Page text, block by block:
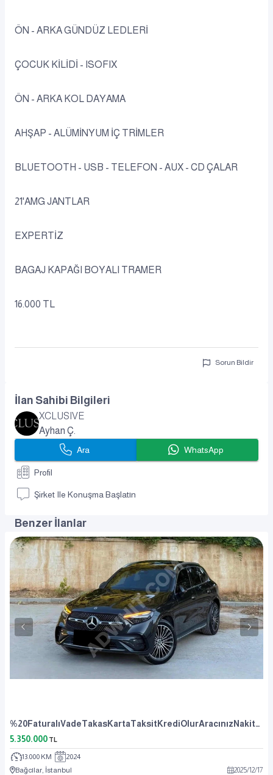
ÖN - ARKA GÜNDÜZ LEDLERİ
ÇOCUK KİLİDİ - ISOFIX
ÖN - ARKA KOL DAYAMA
AHŞAP - ALÜMİNYUM İÇ TRİMLER
BLUETOOTH - USB - TELEFON - AUX - CD ÇALAR
21'AMG JANTLAR
EXPERTİZ
BAGAJ KAPAĞI BOYALI TRAMER
16.000 TL
Sorun Bildir
İlan Sahibi Bilgileri
XCLUSIVE
Ayhan Ç.
Ara WhatsApp
Profil
Şirket Ile Konuşma Başlatın
Benzer İlanlar
%20FaturalıVadeTakasKartaTaksitKrediOlurAracınızNakitAlınır
5.350.000 TL
13.000 KM
2024
Bağcılar, İstanbul
2025/12/17